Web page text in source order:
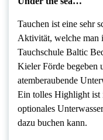
Tauchen ist eine sehr
Aktivität, welche man
Tauchschule Baltic
Kieler Förde begeben
atemberaubende
Ein tolles Highlight ist
optionales
dazu buchen kann.